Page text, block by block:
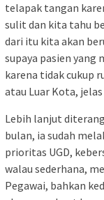
telapak tangan
sulit dan kita tahu
dari itu kita akan
supaya pasien yang
karena tidak cukup
atau Luar Kota, jelas
Lebih lanjut
bulan, ia sudah
prioritas UGD,
walau sederhana,
Pegawai, bahkan